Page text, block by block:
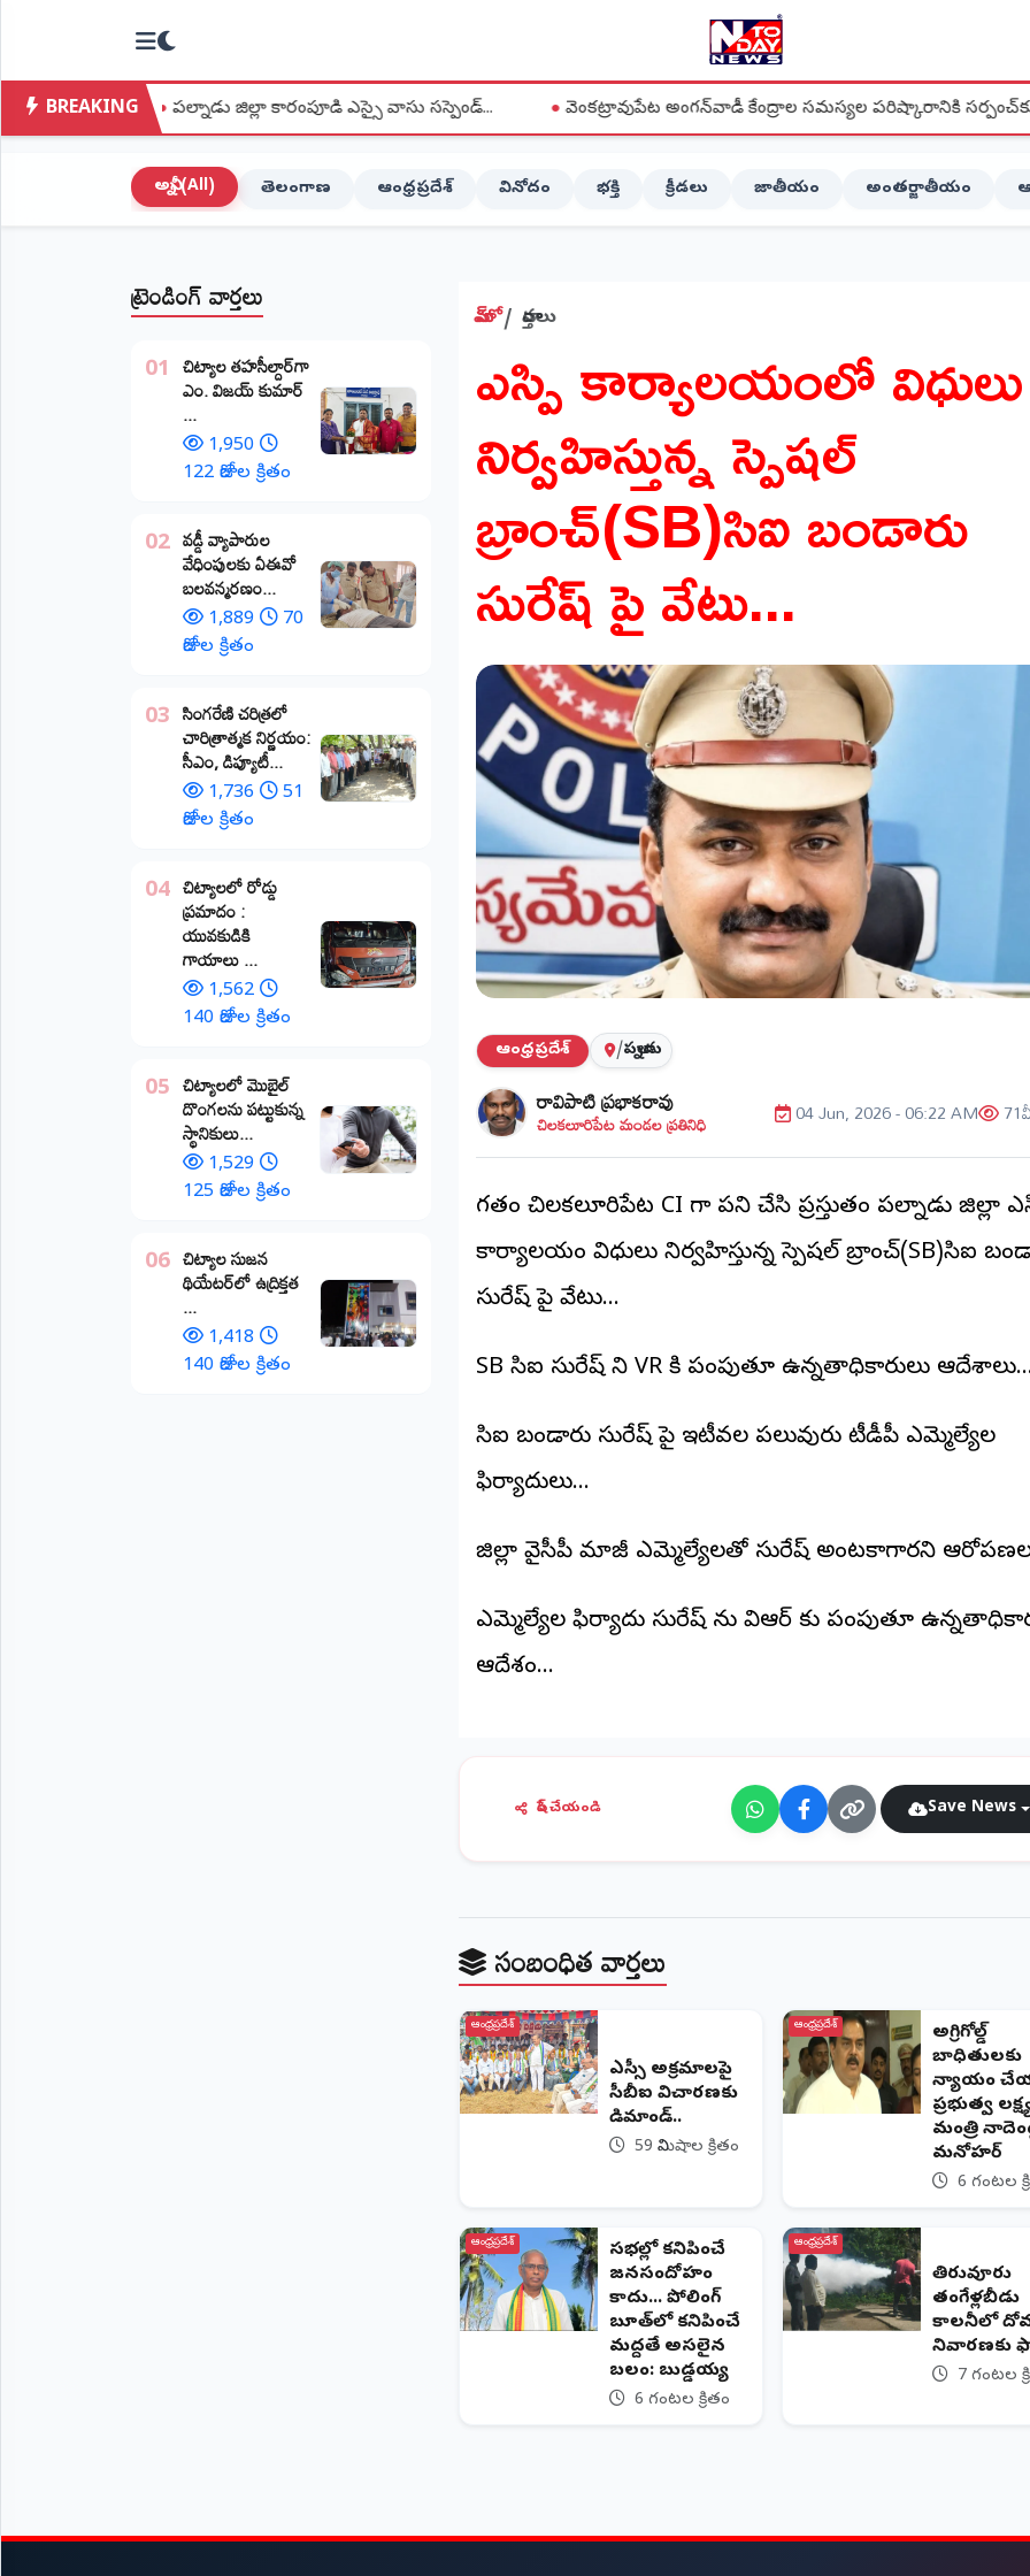
NTODAY×
హోమ్
BREAKING
●పల్నాడు జిల్లా కారంపూడి ఎస్సై వాసు సస్పెండ్... ●వెంకట్రావుపేట అంగన్‌వాడీ కేంద్రాల సమస్యల పరిష్కారానికి సర్పంచ్‌కు వినతిపత్రం
అన్నీ (All) తెలంగాణ ఆంధ్రప్రదేశ్ వినోదం భక్తి క్రీడలు జాతీయం అంతర్జాతీయం
ట్రెండింగ్ వార్తలు
01 ​చిట్యాల తహసీల్దార్‌గా
ఎం. విజయ్ కుమార్
...
1,950
122 రోజుల క్రితం
02 వడ్డీ వ్యాపారుల
వేధింపులకు ఏఈవో
బలవన్మరణం...
1,889
70
రోజుల క్రితం
03 ​సింగరేణి చరిత్రలో
చారిత్రాత్మక నిర్ణయం:
సీఎం, డిప్యూటీ...
1,736
51
రోజుల క్రితం
04 చిట్యాలలో రోడ్డు
ప్రమాదం :
యువకుడికి
గాయాలు ​...
1,562
140 రోజుల క్రితం
05 చిట్యాలలో మొబైల్
దొంగలను పట్టుకున్న
స్థానికులు...
1,529
125 రోజుల క్రితం
06 చిట్యాల సుజన
థియేటర్‌లో ఉద్రిక్తత
...
1,418
140 రోజుల క్రితం
హోమ్ వార్తలు
ఎస్పి కార్యాలయంలో విధులు
నిర్వహిస్తున్న స్పెషల్
బ్రాంచ్(SB)సిఐ బండారు
సురేష్ పై వేటు...
ఆంధ్రప్రదేశ్ /పల్నాడు
రావిపాటి ప్రభాకరావు
చిలకలూరిపేట మండల ప్రతినిధి 04 Jun, 2026 - 06:22 AM 71
గతంలో చిలకలూరిపేటలో CI గా పని చేసి ప్రస్తుతం పల్నాడు జిల్లా
కార్యాలయంలో విధులు నిర్వహిస్తున్న స్పెషల్ బ్రాంచ్(SB)సిఐ
సురేష్ పై వేటు...
SB సిఐ సురేష్ ని VR కి పంపుతూ ఉన్నతాధికారులు
సిఐ బండారు సురేష్ పై ఇటీవల పలువురు టీడీపీ ఎమ్మెల్యేల
ఫిర్యాదులు...
జిల్లాలో వైసీపీ మాజీ ఎమ్మెల్యేలతో సురేష్ అంటకాగారని
ఎమ్మెల్యేల ఫిర్యాదు సురేష్ ను విఆర్ కు పంపుతూ
ఆదేశం...
షేర్ చేయండి Save News
సంబంధిత వార్తలు
ఆంధ్రప్రదేశ్
డీఎస్సీ అక్రమాలపై
సీబీఐ విచారణకు
డిమాండ్..
59 నిమిషాల క్రితం
ఆంధ్రప్రదేశ్
అగ్రిగోల్డ్
బాధితులకు
న్యాయం
ప్రభుత్వ
మంత్రి
మనోహర్
6 గంటల
ఆంధ్రప్రదేశ్
సభల్లో కనిపించే
జనసందోహం
కాదు... పోలింగ్
బూత్‌లో కనిపించే
మద్దతే అసలైన
బలం: బుడ్డయ్య
6 గంటల క్రితం
ఆంధ్రప్రదేశ్
తిరువూరు
తంగేళ్లబీడు
కాలనీలో
నివారణకు
7 గంటల